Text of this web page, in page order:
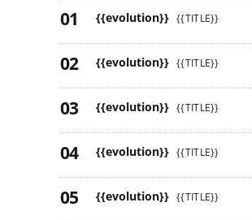
{{evolution}} {{TITLE}}
{{evolution}} {{TITLE}}
{{evolution}} {{TITLE}}
{{evolution}} {{TITLE}}
{{evolution}} {{TITLE}}